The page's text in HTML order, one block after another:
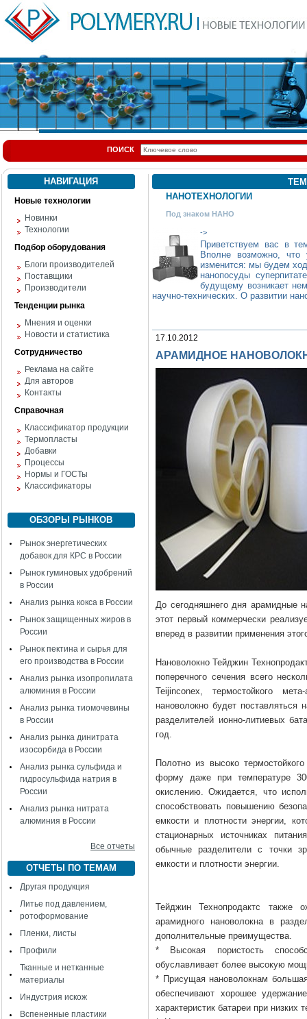
ПОИСК
НАВИГАЦИЯ
Новые технологии
Новинки
Технологии
Подбор оборудования
Блоги производителей
Поставщики
Производители
Тенденции рынка
Мнения и оценки
Новости и статистика
Сотрудничество
Реклама на сайте
Для авторов
Контакты
Справочная
Классификатор продукции
Термопласты
Добавки
Процессы
Нормы и ГОСТы
Классификаторы
ОБЗОРЫ РЫНКОВ
Рынок энергетических
добавок для КРС в России
Рынок гуминовых удобрений
в России
Анализ рынка кокса в России
Рынок защищенных жиров в
России
Рынок пектина и сырья для
его производства в России
Анализ рынка изопропилата
алюминия в России
Анализ рынка тиомочевины
в России
Анализ рынка динитрата
изосорбида в России
Анализ рынка сульфида и
гидросульфида натрия в
России
Анализ рынка нитрата
алюминия в России
Все отчеты
ОТЧЕТЫ ПО ТЕМАМ
Другая продукция
Литье под давлением,
ротоформование
Пленки, листы
Профили
Тканные и нетканные
материалы
Индустрия искож
Вспененные пластики
НАНОТЕХНОЛОГИИ
Под знаком НАНО
->
Приветствуем вас в
Вполне возможно,
изменится: мы будем
нанопосуды
будущему возникает
научно-технических. О развитии
17.10.2012
АРАМИДНОЕ
До сегодняшнего дня арамидные
этот первый коммерчески
вперед в развитии применения
Нановолокно Тейджин
поперечного сечения всего
Teijinconex, термостойкого
нановолокно будет поставляться
разделителей ионно-литиевых
год.
Полотно из высоко
форму даже при температуре
окислению. Ожидается, что
способствовать повышению
емкости и плотности энергии,
стационарных источниках
обычные разделители с точки
емкости и плотности энергии.
Тейджин Технопродактс также
арамидного нановолокна в
дополнительные преимущества.
* Высокая пористость
обуславливает более высокую
* Присущая нановолокнам
обеспечивают хорошее
характеристик батареи при низких